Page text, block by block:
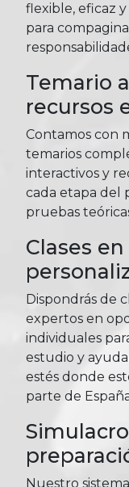
flexible, eficaz
para
Temario
recursos
Contamos con
temarios
interactivos y
cada etapa del
pruebas
Clases
Dispondrás de
expertos en
individuales
estudio y
estés donde
parte de
Nuestro